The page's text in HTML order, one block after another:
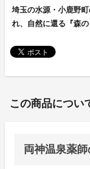
埼玉の水源・小鹿野
れ、自然に還る『森の
この商品につい
両神温泉薬師